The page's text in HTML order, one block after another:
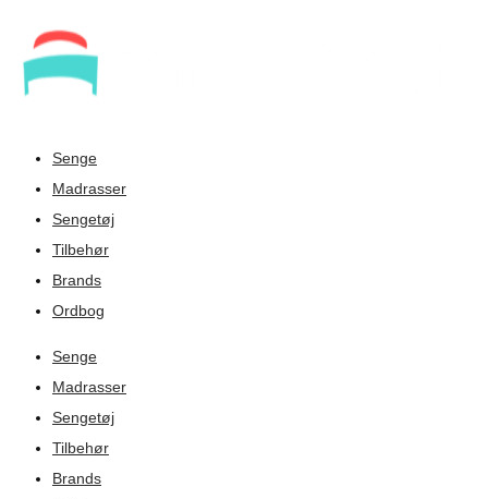
Senge
Madrasser
Sengetøj
Tilbehør
Brands
Ordbog
Senge
Madrasser
Sengetøj
Tilbehør
Brands